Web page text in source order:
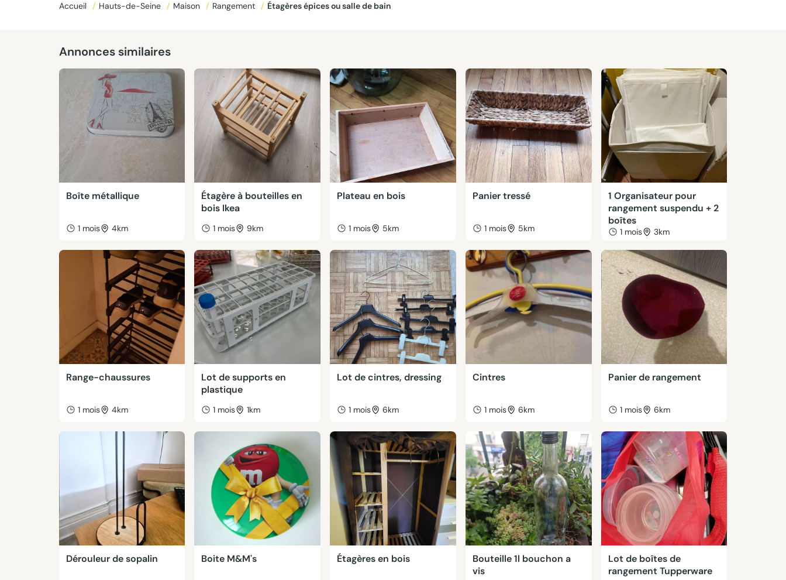
Accueil / Hauts-de-Seine / Maison / Rangement / Étagères épices ou salle de bain
Annonces similaires
Boîte métallique
1 mois 4km
Étagère à bouteilles en
bois Ikea
1 mois 9km
Plateau en bois
1 mois 5km
Panier tressé
1 mois 5km
1 Organisateur pour
rangement suspendu + 2
boîtes
1 mois 3km
Range-chaussures
1 mois 4km
Lot de supports en
plastique
1 mois 1km
Lot de cintres, dressing
1 mois 6km
Cintres
1 mois 6km
Panier de rangement
1 mois 6km
Dérouleur de sopalin Boite M&M's Étagères en bois
Bouteille 1l bouchon a
vis
Lot de boîtes de
rangement Tupperware